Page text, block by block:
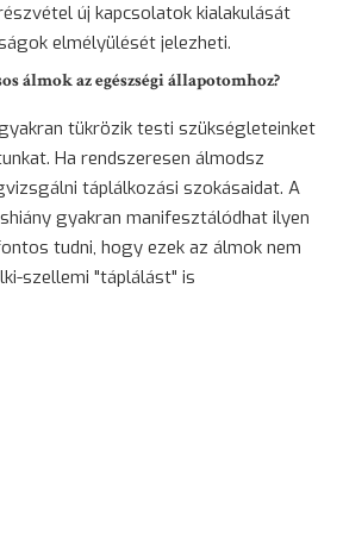
új kapcsolatok kialakulását
elmélyülését jelezheti.
álmok az egészségi állapotomhoz?
tükrözik testi szükségleteinket
Ha rendszeresen álmodsz
táplálkozási szokásaidat. A
gyakran manifesztálódhat ilyen
tudni, hogy ezek az álmok nem
szellemi "táplálást" is